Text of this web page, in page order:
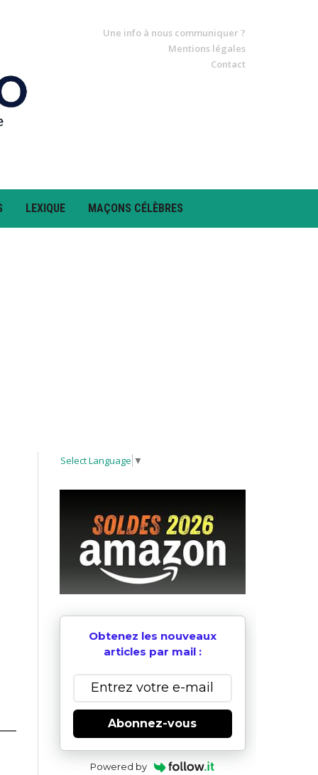
Une info à nous communiquer ?
Mentions légales
Contact
LEXIQUE MAÇONS CÉLÈBRES
Select Language ▼
Obtenez les nouveaux
articles par mail :
Abonnez-vous
Powered by